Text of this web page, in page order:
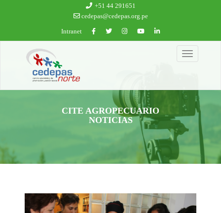
+51 44 291651
cedepas@cedepas.org.pe
Intranet
Toggle
navigation
CITE AGROPECUARIO
NOTICIAS